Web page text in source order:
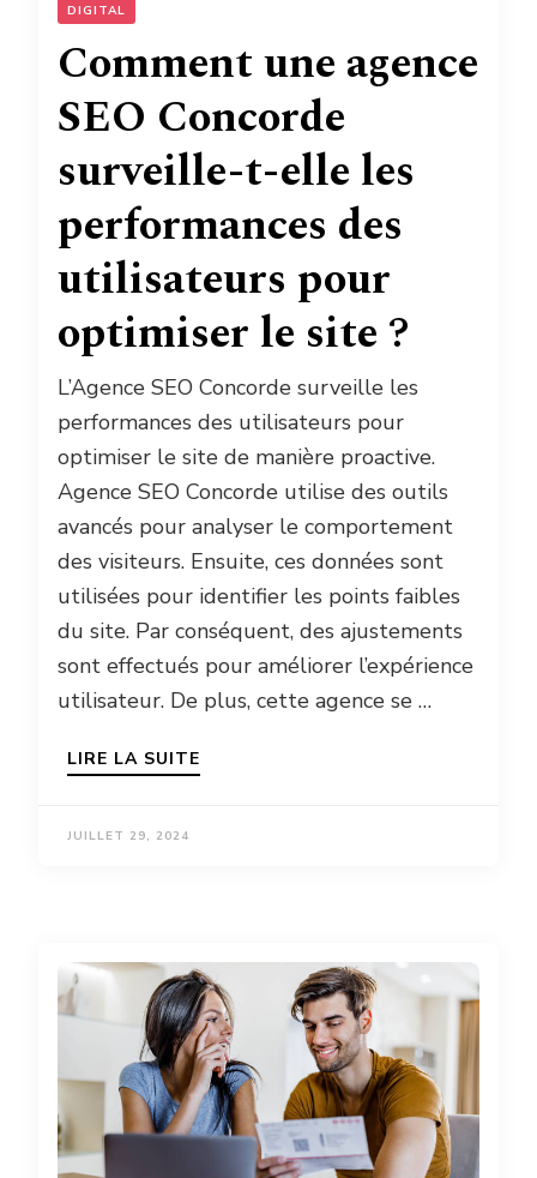
DIGITAL
Comment une agence
SEO Concorde
surveille-t-elle les
performances des
utilisateurs pour
optimiser le site ?
L’Agence SEO Concorde surveille les
performances des utilisateurs pour
optimiser le site de manière proactive.
Agence SEO Concorde utilise des outils
avancés pour analyser le comportement
des visiteurs. Ensuite, ces données sont
utilisées pour identifier les points faibles
du site. Par conséquent, des ajustements
sont effectués pour améliorer l’expérience
utilisateur. De plus, cette agence se …
LIRE LA SUITE
JUILLET 29, 2024